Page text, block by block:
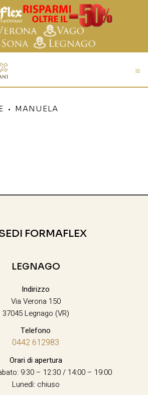
MANUELA
FORMAFLEX
LEGNAGO
Indirizzo
Via Verona 150
37045 Legnago (VR)
Telefono
0442 612983
Orari di apertura
9:30 – 12:30 / 14:00 – 19:00
Lunedì: chiuso